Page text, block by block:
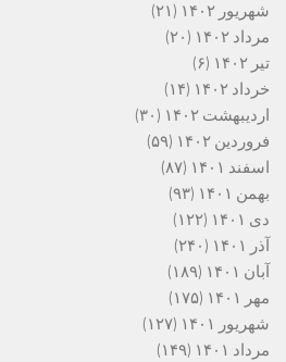
شهریور ۱۴۰۲
(۲۱)
مرداد ۱۴۰۲
(۲۰)
تیر ۱۴۰۲
(۶)
خرداد ۱۴۰۲
(۱۴)
اردیبهشت ۱۴۰۲
(۳۰)
فروردین ۱۴۰۲
(۵۹)
اسفند ۱۴۰۱
(۸۷)
بهمن ۱۴۰۱
(۹۳)
دی ۱۴۰۱
(۱۲۲)
آذر ۱۴۰۱
(۲۴۰)
آبان ۱۴۰۱
(۱۸۹)
مهر ۱۴۰۱
(۱۷۵)
شهریور ۱۴۰۱
(۱۲۷)
مرداد ۱۴۰۱
(۱۴۹)